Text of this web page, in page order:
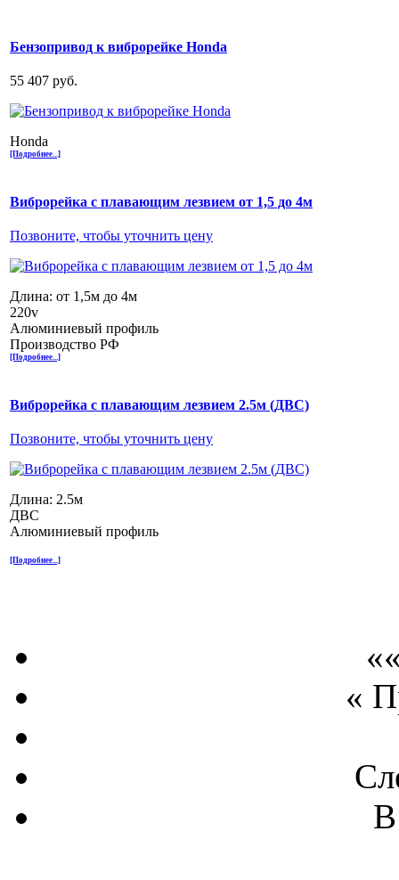
Бензопривод к виброрейке Honda
55 407 руб.
Honda
[Подробнее...]
Виброрейка с плавающим лезвием от 1,5 до 4м
Позвоните, чтобы уточнить цену
Длина: от 1,5м до 4м
220v
Алюминиевый профиль
Производство РФ
[Подробнее...]
Виброрейка с плавающим лезвием 2.5м (ДВС)
Позвоните, чтобы уточнить цену
Длина: 2.5м
ДВС
Алюминиевый профиль
[Подробнее...]
«